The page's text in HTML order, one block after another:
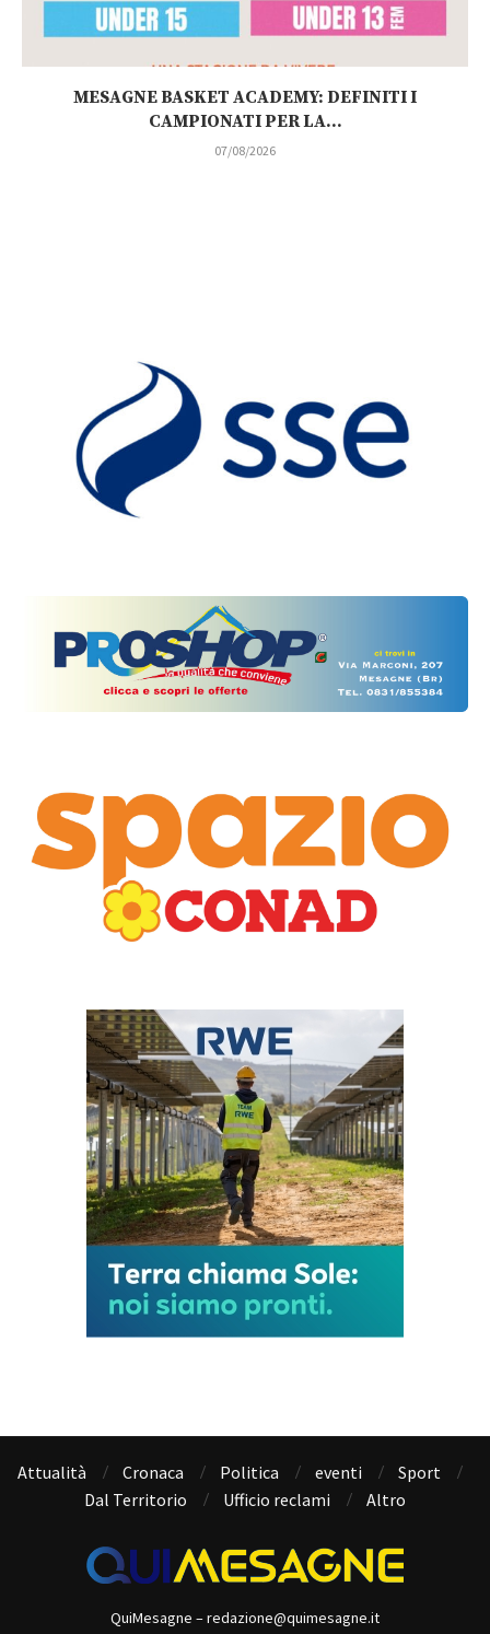
MESAGNE BASKET ACADEMY: DEFINITI I
CAMPIONATI PER LA...
07/08/2026
Attualità Cronaca Politica eventi
Sport
Dal Territorio
Ufficio reclami Altro
QuiMesagne – redazione@quimesagne.it